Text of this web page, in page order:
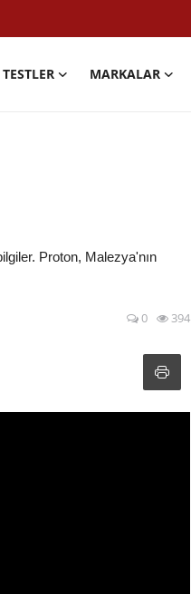
TESTLER MARKALAR
Proton, Malezya'nın
0 394